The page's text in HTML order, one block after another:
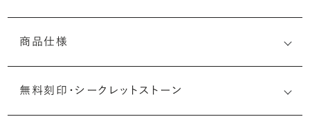
商品仕様
無料刻印・ シークレットストーン